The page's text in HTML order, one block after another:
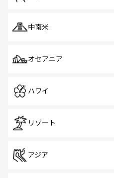
中南米
オセアニア
ハワイ
リゾート
アジア